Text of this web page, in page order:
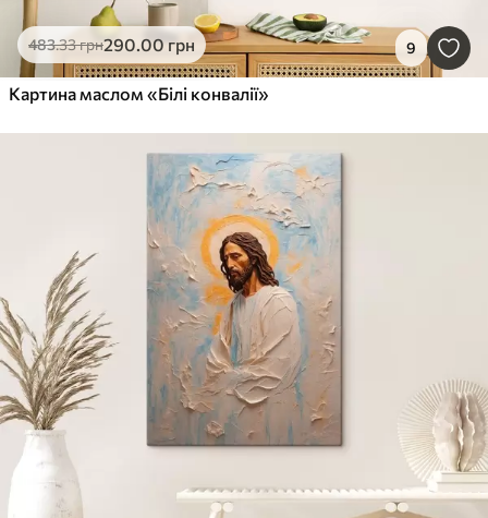
483.33грн290 .00грн 9
Картина маслом «Білі конвалії»